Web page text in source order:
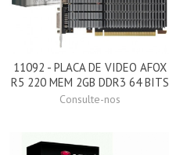
11092 - PLACA DE VIDEO AFOX
R5 220 MEM 2GB DDR3 64 BITS
Consulte-nos